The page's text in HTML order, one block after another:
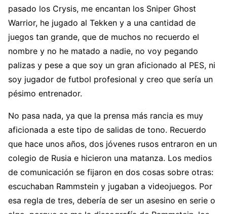
pasado los Crysis, me encantan los Sniper Ghost
Warrior, he jugado al Tekken y a una cantidad de
juegos tan grande, que de muchos no recuerdo el
nombre y no he matado a nadie, no voy pegando
palizas y pese a que soy un gran aficionado al PES, ni
soy jugador de futbol profesional y creo que sería un
pésimo entrenador.
No pasa nada, ya que la prensa más rancia es muy
aficionada a este tipo de salidas de tono. Recuerdo
que hace unos años, dos jóvenes rusos entraron en un
colegio de Rusia e hicieron una matanza. Los medios
de comunicación se fijaron en dos cosas sobre otras:
escuchaban Rammstein y jugaban a videojuegos. Por
esa regla de tres, debería de ser un asesino en serie o